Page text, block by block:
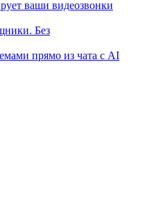
ваши видеозвонки
Без
прямо из чата с AI